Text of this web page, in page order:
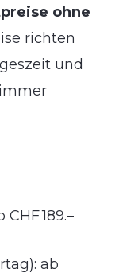
ohne
richten
und
189.–
ab